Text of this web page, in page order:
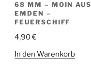
68 MM – MOIN AUS
EMDEN –
FEUERSCHIFF
4,90€
In den Warenkorb